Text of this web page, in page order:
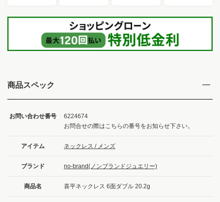
商品スペック
お問い合わせ番号
6224674
お問合せの際はこちらの番号をお知らせ下さい。
アイテム ネックレス / メンズ
ブランド no-brand(ノンブランドジュエリー)
商品名 喜平ネックレス 6面ダブル 20.2g